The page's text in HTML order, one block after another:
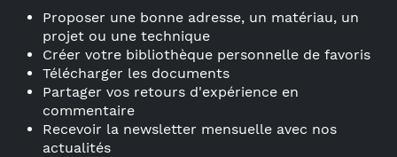
Proposer une bonne adresse, un matériau, un
projet ou une technique
Créer votre bibliothèque personnelle de favoris
Télécharger les documents
Partager vos retours d'expérience en
commentaire
Recevoir la newsletter mensuelle avec nos
actualités